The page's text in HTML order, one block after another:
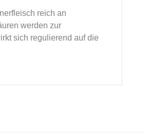
reich an
werden zur
sich regulierend auf die